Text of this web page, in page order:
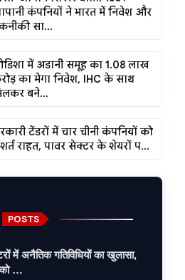
कंपनियों ने भारत में निवेश और
सा...
में अडानी समूह का ₹1.08 लाख
का मेगा निवेश, IHC के साथ
बने...
टेंडरों में चार चीनी कंपनियों को
राहत, पावर सेक्टर के शेयरों प...
POSTS
में अनैतिक गतिविधियों का खुलासा,
…